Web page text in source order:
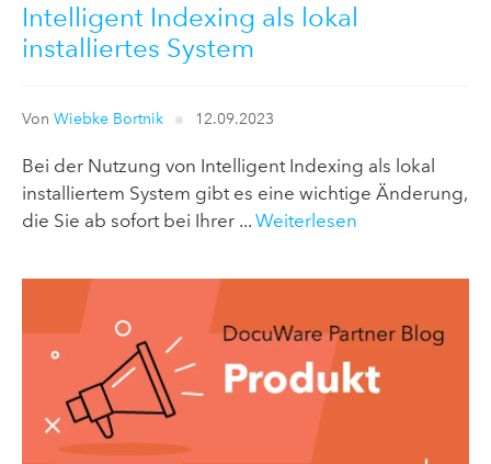
Intelligent Indexing als lokal
installiertes System
Von Wiebke Bortnik 12.09.2023
Bei der Nutzung von Intelligent Indexing als lokal
installiertem System gibt es eine wichtige Änderung,
die Sie ab sofort bei Ihrer ... Weiterlesen